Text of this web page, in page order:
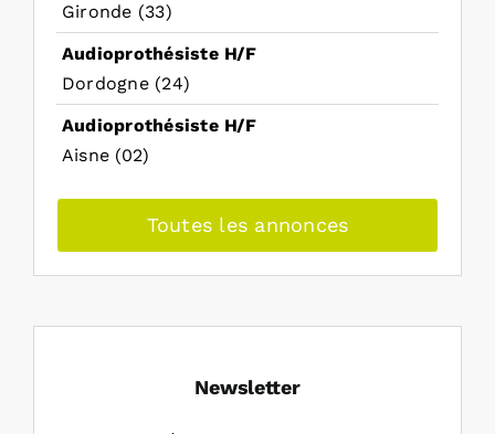
Gironde (33)
Audioprothésiste H/F
Dordogne (24)
Audioprothésiste H/F
Aisne (02)
Toutes les annonces
Newsletter